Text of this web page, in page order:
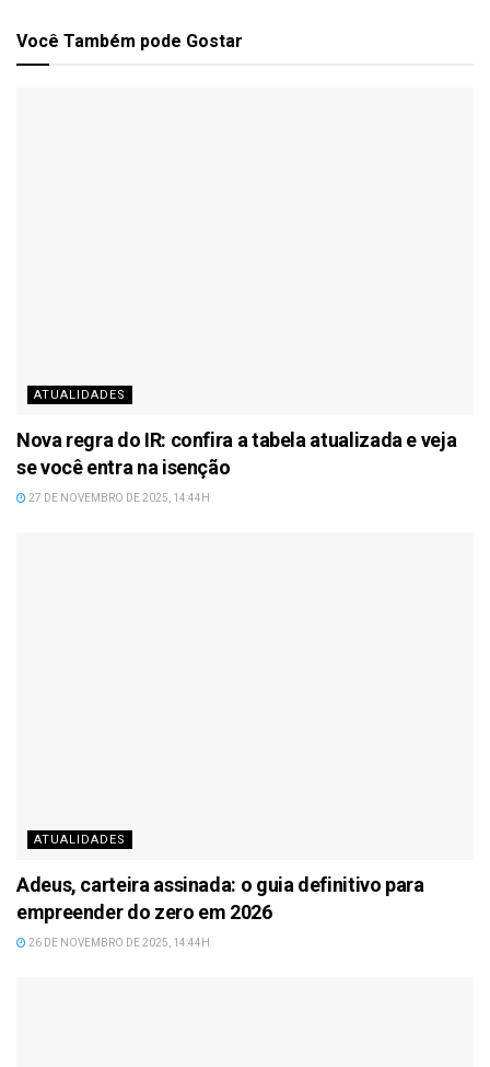
Você Também pode Gostar
ATUALIDADES
Nova regra do IR: confira a tabela atualizada e veja
se você entra na isenção
27 DE NOVEMBRO DE 2025, 14:44H
ATUALIDADES
Adeus, carteira assinada: o guia definitivo para
empreender do zero em 2026
26 DE NOVEMBRO DE 2025, 14:44H